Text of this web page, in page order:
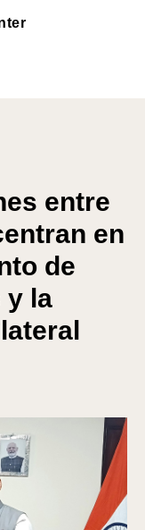
entre
en
de
y la